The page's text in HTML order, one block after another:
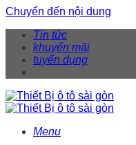
Chuyển đến nội dung
Tin tức
khuyến mãi
tuyển dụng
Menu